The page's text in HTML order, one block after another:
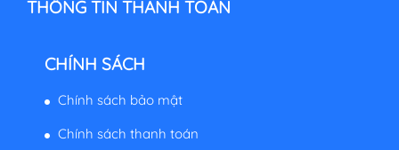
THÔNG TIN THANH TOÁN
CHÍNH SÁCH
Chính sách bảo mật
Chính sách thanh toán